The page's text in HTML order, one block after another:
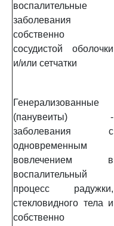
воспалительные
заболевания
собственно
сосудистой оболочки
и/или сетчатки
Генерализованные
(панувеиты) -
заболевания с
одновременным
вовлечением в
воспалительный
процесс радужки,
стекловидного тела и
собственно